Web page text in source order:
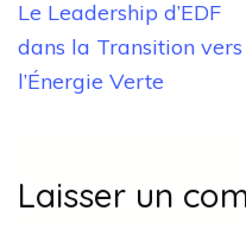
Navigation
de
l’article
Le Leadership d’EDF
dans la Transition vers
l’Énergie Verte
Laisser un